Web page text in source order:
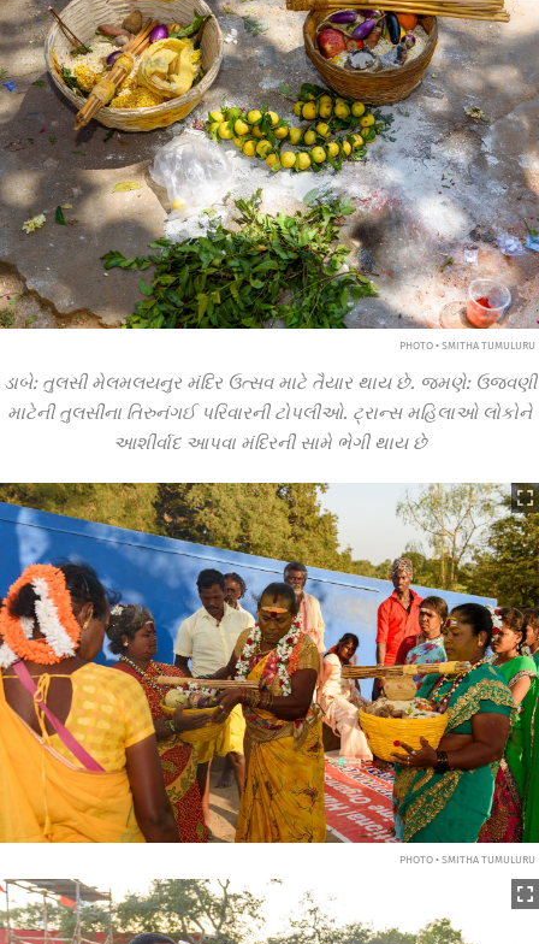
PHOTO • SMITHA TUMULURU
ડાબે: તુલસી મેલમલયનુર મંદિર ઉત્સવ માટે તૈયાર થાય છે. જમણે: ઉજવણી
માટેની તુલસીના તિરુનંગઈ પરિવારની ટોપલીઓ. ટ્રાન્સ મહિલાઓ લોકોને
આશીર્વાદ આપવા મંદિરની સામે ભેગી થાય છે
PHOTO • SMITHA TUMULURU